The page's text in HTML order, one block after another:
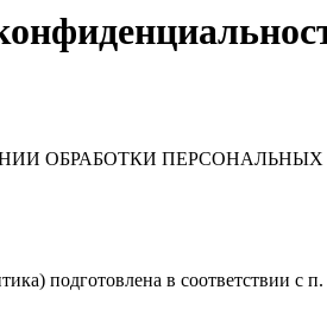
ОБРАБОТКИ
подготовлена в соответствии с п.